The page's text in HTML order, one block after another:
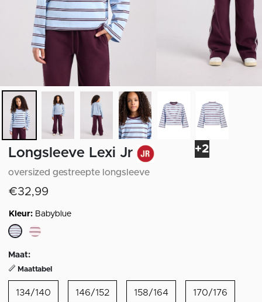
+2
Longsleeve Lexi Jr
oversized gestreepte longsleeve
€32,99
Kleur: Babyblue
Maat:
Maattabel
134/140 146/152 158/164 170/176